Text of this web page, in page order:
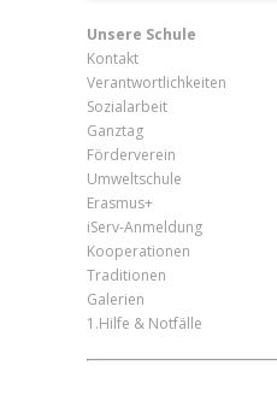
Unsere Schule
Kontakt
Verantwortlichkeiten
Sozialarbeit
Ganztag
Förderverein
Umweltschule
Erasmus+
iServ-Anmeldung
Kooperationen
Traditionen
Galerien
1.Hilfe & Notfälle